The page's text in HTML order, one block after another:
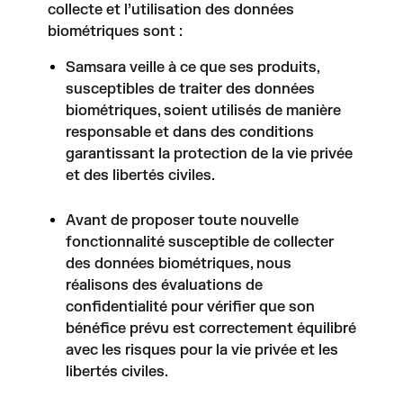
collecte et l’utilisation des données
biométriques sont :
Samsara veille à ce que ses produits,
susceptibles de traiter des données
biométriques, soient utilisés de manière
responsable et dans des conditions
garantissant la protection de la vie privée
et des libertés civiles.
Avant de proposer toute nouvelle
fonctionnalité susceptible de collecter
des données biométriques, nous
réalisons des évaluations de
confidentialité pour vérifier que son
bénéfice prévu est correctement équilibré
avec les risques pour la vie privée et les
libertés civiles.